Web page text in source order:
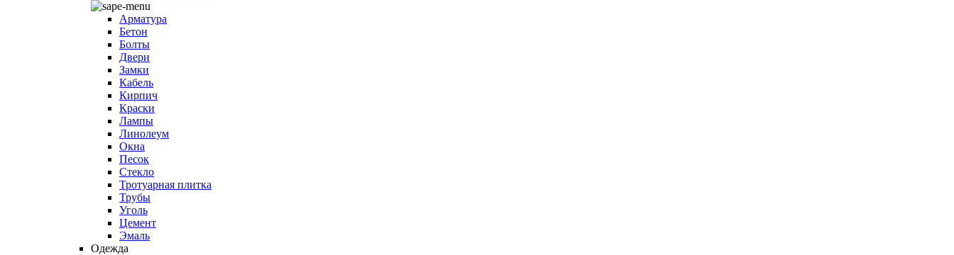
Арматура
Бетон
Болты
Двери
Замки
Кабель
Кирпич
Краски
Лампы
Линолеум
Окна
Песок
Стекло
Тротуарная плитка
Трубы
Уголь
Цемент
Эмаль
Одежда